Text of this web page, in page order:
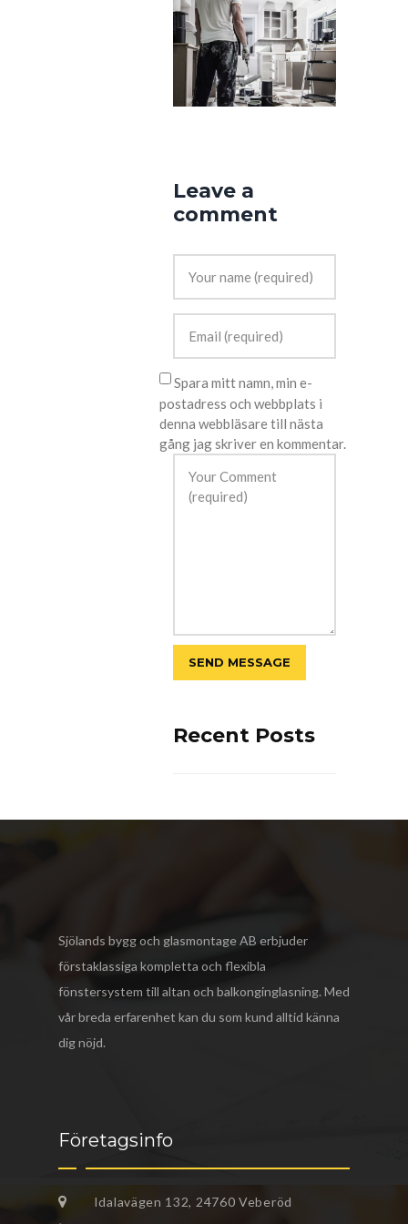
Leave a
comment
Spara mitt namn, min e-
postadress och webbplats i
denna webbläsare till nästa
gång jag skriver en kommentar.
Recent Posts
Sjölands bygg och glasmontage AB erbjuder
förstaklassiga kompletta och flexibla
fönstersystem till altan och balkonginglasning. Med
vår breda erfarenhet kan du som kund alltid känna
dig nöjd.
Företagsinfo
Idalavägen 132, 24760 Veberöd